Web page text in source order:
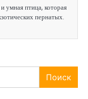
умная птица, которая
пернатых.
Поиск